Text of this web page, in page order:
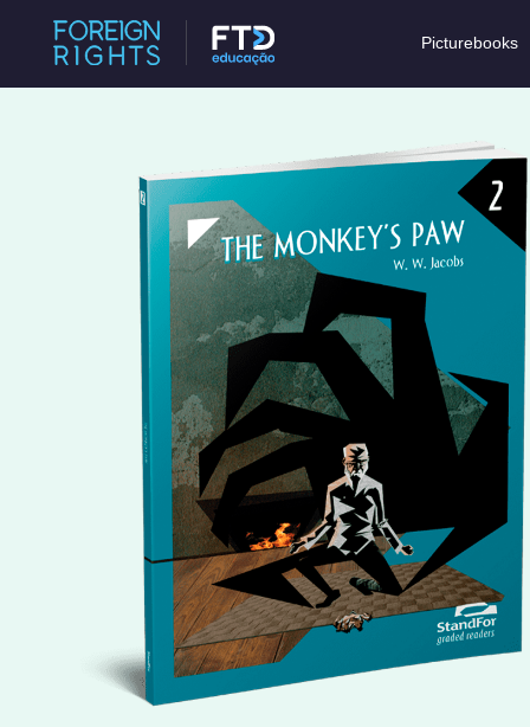
Picturebooks